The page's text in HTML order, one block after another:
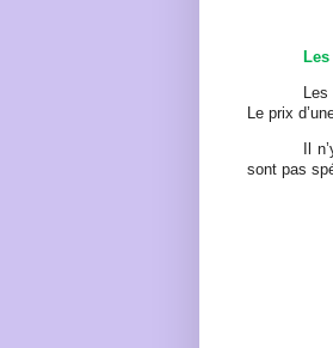
Le prix
Il
sont pas